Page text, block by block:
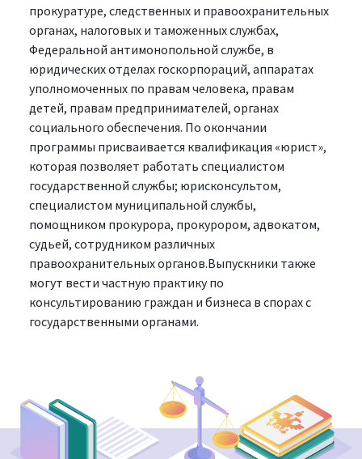
прокуратуре, следственных и правоохранительных
органах, налоговых и таможенных службах,
Федеральной антимонопольной службе, в
юридических отделах госкорпораций, аппаратах
уполномоченных по правам человека, правам
детей, правам предпринимателей, органах
социального обеспечения. По окончании
программы присваивается квалификация «юрист»,
которая позволяет работать специалистом
государственной службы; юрисконсультом,
специалистом муниципальной службы,
помощником прокурора, прокурором, адвокатом,
судьей, сотрудником различных
правоохранительных органов.Выпускники также
могут вести частную практику по
консультированию граждан и бизнеса в спорах с
государственными органами.